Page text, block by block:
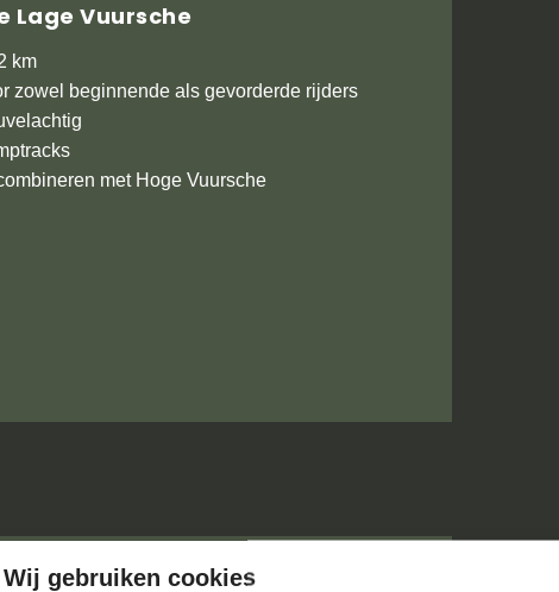
Wij gebruiken cookies
Lage Vuursche
km
zowel beginnende als gevorderde rijders
met Hoge Vuursche